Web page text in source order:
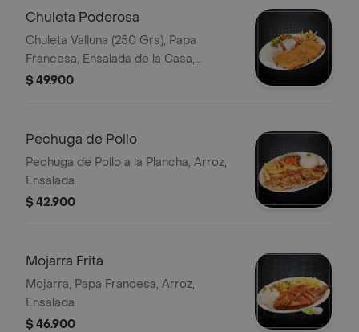
Chuleta Poderosa
Chuleta Valluna (250 Grs), Papa
Francesa, Ensalada de la Casa,
Porción de Arroz
$ 49.900
Pechuga de Pollo
Pechuga de Pollo a la Plancha, Arroz,
Ensalada
$ 42.900
Mojarra Frita
Mojarra, Papa Francesa, Arroz,
Ensalada
$ 46.900